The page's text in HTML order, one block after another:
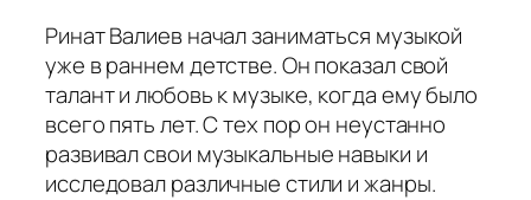
Ринат Валиев начал заниматься музыкой
уже в раннем детстве. Он показал свой
талант и любовь к музыке, когда ему было
всего пять лет. С тех пор он неустанно
развивал свои музыкальные навыки и
исследовал различные стили и жанры.